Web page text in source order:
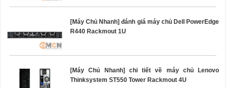
[Máy Chủ Nhanh] đánh giá máy chủ Dell PowerEdge
R440 Rackmout 1U
[Máy Chủ Nhanh] chi tiết về máy chủ Lenovo
Thinksystem ST550 Tower Rackmout 4U